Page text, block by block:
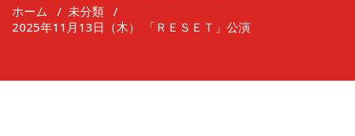
替
え
ホーム / 未分類 /
2025年11月13日（木） 「ＲＥＳＥＴ」公演